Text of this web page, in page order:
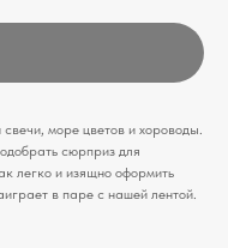
море цветов и хороводы.
сюрприз для
легко и изящно оформить
в паре с нашей лентой.